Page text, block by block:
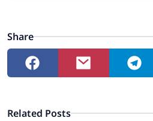
Share
Related Posts